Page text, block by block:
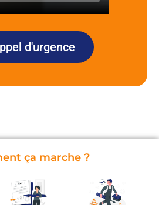
d'urgence
ça marche ?